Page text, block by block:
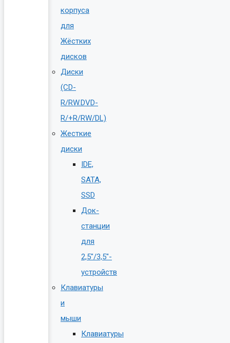
корпуса
для
Жёстких
дисков
Диски
(CD-
R/RW.DVD-
R/+R/RW/DL)
Жесткие
диски
IDE,
SATA,
SSD
Док-
станции
для
2,5″/3,5″-
устройств
Клавиатуры
и
мыши
Клавиатуры